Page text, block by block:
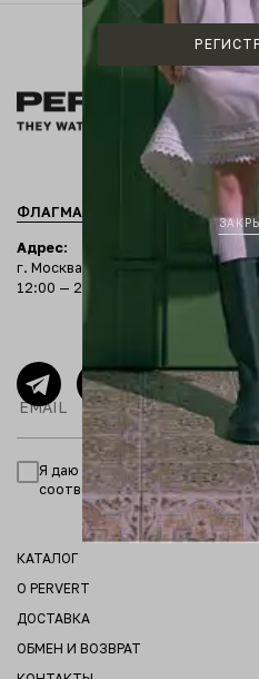
ФЛАГМАНСКИЙ БУТИК
Адрес:
г. Москва, Столешников
12:00 — 22:00
КАТАЛОГ
О PERVERT
ДОСТАВКА
ОБМЕН И ВОЗВРАТ
Я даю согласие на обработку
соответствии сполитикой